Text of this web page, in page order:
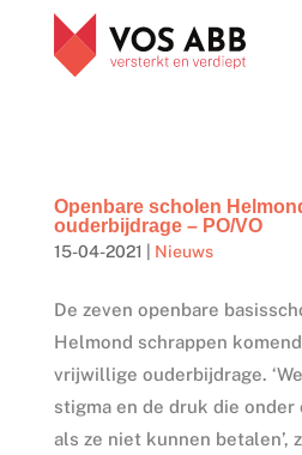
Openbare scholen
ouderbijdrage – PO/VO
15-04-2021 Nieuws
De zeven openbare
Helmond schrappen
vrijwillige ouderbijdrage.
stigma en de druk die onder
als ze niet kunnen betalen’,